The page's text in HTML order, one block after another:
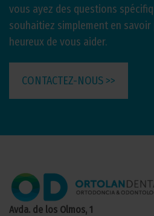
vous ayez des questions
souhaitiez simplement en savoir
heureux de vous aider.
CONTACTEZ-NOUS >>
Avda. de los Olmos, 1